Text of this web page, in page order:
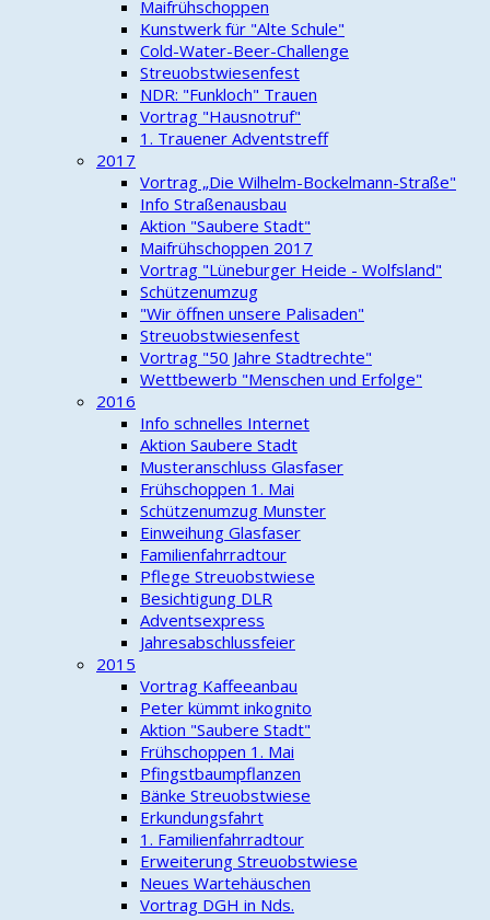
Maifrühschoppen
Kunstwerk für "Alte Schule"
Cold-Water-Beer-Challenge
Streuobstwiesenfest
NDR: "Funkloch" Trauen
Vortrag "Hausnotruf"
1. Trauener Adventstreff
2017
Vortrag „Die Wilhelm-Bockelmann-Straße"
Info Straßenausbau
Aktion "Saubere Stadt"
Maifrühschoppen 2017
Vortrag "Lüneburger Heide - Wolfsland"
Schützenumzug
"Wir öffnen unsere Palisaden"
Streuobstwiesenfest
Vortrag "50 Jahre Stadtrechte"
Wettbewerb "Menschen und Erfolge"
2016
Info schnelles Internet
Aktion Saubere Stadt
Musteranschluss Glasfaser
Frühschoppen 1. Mai
Schützenumzug Munster
Einweihung Glasfaser
Familienfahrradtour
Pflege Streuobstwiese
Besichtigung DLR
Adventsexpress
Jahresabschlussfeier
2015
Vortrag Kaffeeanbau
Peter kümmt inkognito
Aktion "Saubere Stadt"
Frühschoppen 1. Mai
Pfingstbaumpflanzen
Bänke Streuobstwiese
Erkundungsfahrt
1. Familienfahrradtour
Erweiterung Streuobstwiese
Neues Wartehäuschen
Vortrag DGH in Nds.